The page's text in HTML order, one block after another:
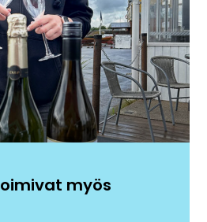
myös